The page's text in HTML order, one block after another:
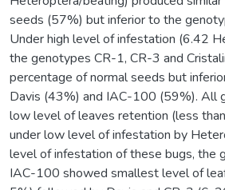
seeds (57%) but inferior to the
Under high level of infestation (6.42
the genotypes CR-1, CR-3 and
percentage of normal seeds but
Davis (43%) and IAC-100 (59%). All
low level of leaves retention (less
under low level of infestation by
level of infestation of these bugs, the
IAC-100 showed smallest level of